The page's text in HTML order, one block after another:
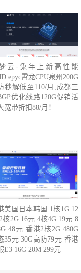
云-兔年上新高性能
epyc霄龙CPU泉州200G
秒解低至110/月,成都三
优化线路120G促销活
宽带折扣88/月！
美国日本韩国 1核1G 12
核2G 16元 4核4G 19元 8
48元 香港2核2G 480G
35元 30G高防79元 香港
E3 16G 20M 299元